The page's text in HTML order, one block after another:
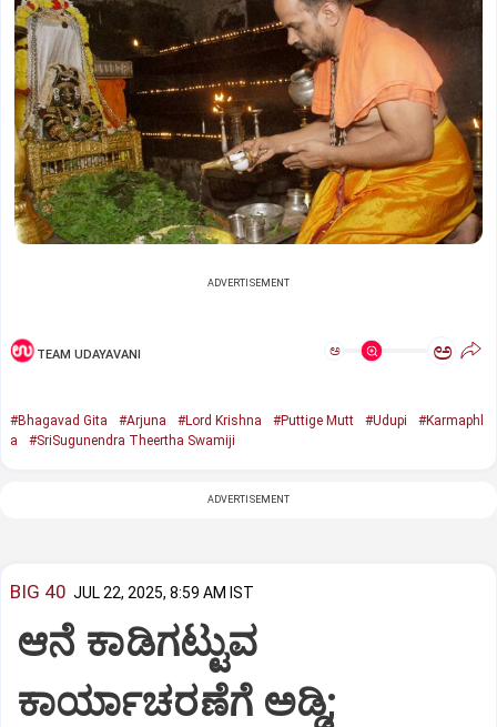
ADVERTISEMENT
TEAM UDAYAVANI ಅ ಅ
#Bhagavad Gita #Arjuna #Lord Krishna #Puttige Mutt #Udupi
#Karmaphl
a
#SriSugunendra Theertha Swamiji
ADVERTISEMENT
BIG 40 JUL 22, 2025, 8:59 AM IST
ಆನೆ ಕಾಡಿಗಟ್ಟುವ
ಕಾರ್ಯಾಚರಣೆಗೆ ಅಡ್ಡಿ;